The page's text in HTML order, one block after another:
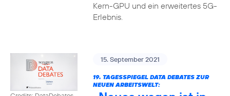
Kern-GPU und ein erweitertes 5G-
Erlebnis.
15. September 2021
19. TAGESSPIEGEL DATA DEBATES ZUR
NEUEN ARBEITSWELT: